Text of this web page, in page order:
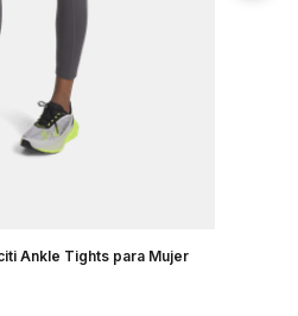
Ankle Tights para Mujer